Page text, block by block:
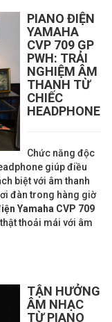
PIANO ĐIỆN
YAMAHA
CVP 709 GP
PWH: TRẢI
NGHIỆM ÂM
THANH TỪ
CHIẾC
HEADPHONE
Chức năng độc
giúp điều
biệt với âm thanh
đàn trong hàng giờ
Yamaha CVP 709
thoải mái với âm
TẬN HƯỞNG
ÂM NHẠC
TỪ PIANO